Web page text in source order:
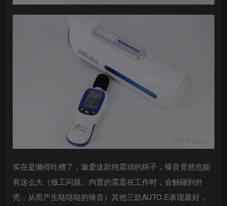
实在是懒得吐槽了，璇爱这款纯震动的杯子，噪音竟然也能
有这么大（做工问题。内置的震蛋在工作时，会触碰到外
壳，从而产生哒哒哒的噪音）其他三款AUTO.E表现最好，